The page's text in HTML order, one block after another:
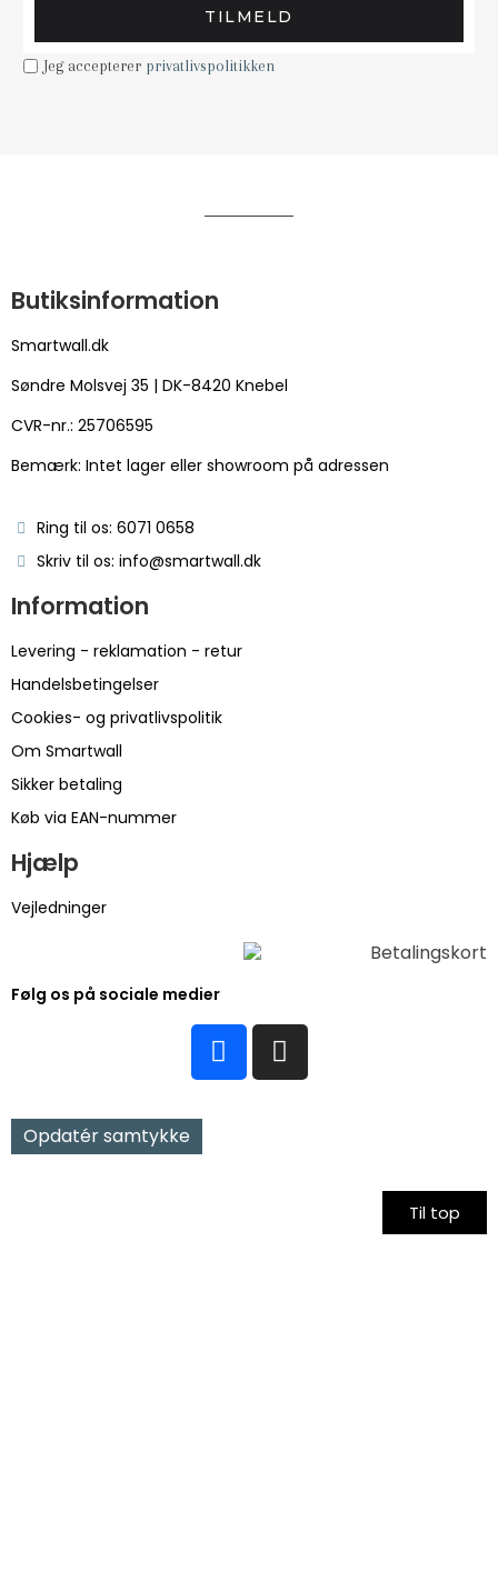
TILMELD
Jeg accepterer privatlivspolitikken
Butiksinformation
Smartwall.dk
Søndre Molsvej 35 | DK-8420 Knebel
CVR-nr.: 25706595
Bemærk: Intet lager eller showroom på adressen
Ring til os: 6071 0658
Skriv til os: info@smartwall.dk
Information
Levering - reklamation - retur
Handelsbetingelser
Cookies- og privatlivspolitik
Om Smartwall
Sikker betaling
Køb via EAN-nummer
Hjælp
Vejledninger
Følg os på sociale medier
Opdatér samtykke
Til top